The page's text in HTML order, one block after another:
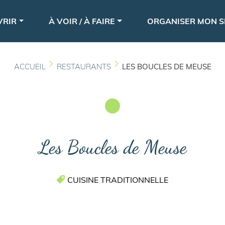
au
principal
À VOIR / À FAIRE ORGANISER MON
ACCUEIL RESTAURANTS LES BOUCLES DE MEUSE
Les Boucles de Meuse
CUISINE TRADITIONNELLE